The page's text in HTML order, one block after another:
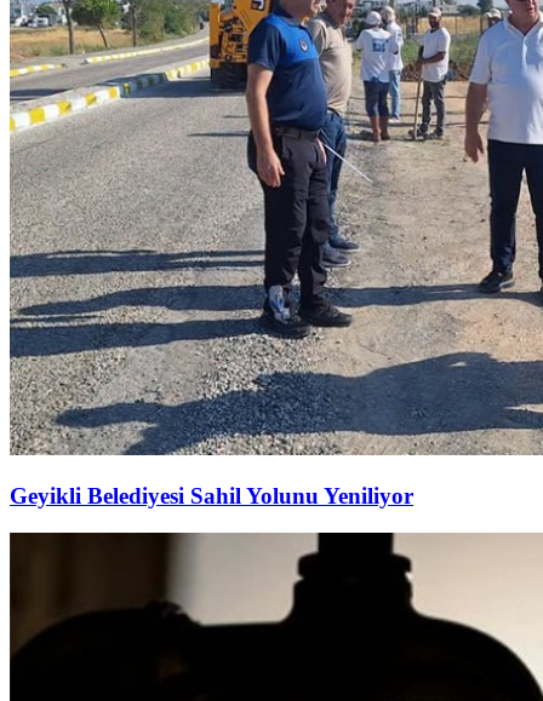
Geyikli Belediyesi Sahil Yolunu Yeniliyor